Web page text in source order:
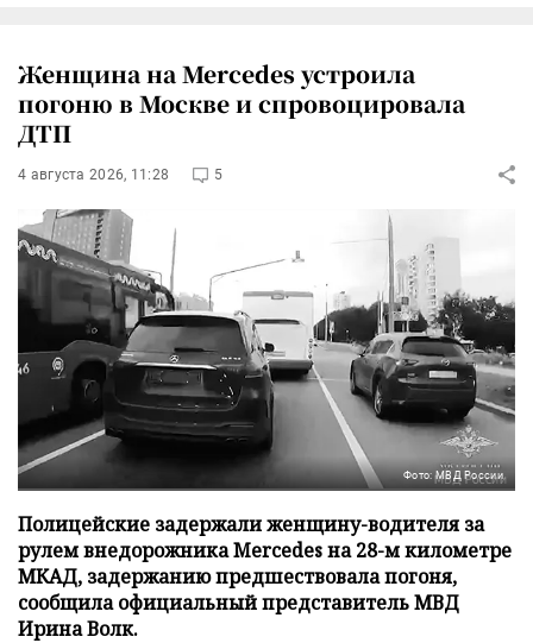
Женщина на Mercedes устроила
погоню в Москве и спровоцировала
ДТП
4 августа 2026, 11:28 5
Фото: МВД России
Полицейские задержали женщину-водителя за
рулем внедорожника Mercedes на 28-м километре
МКАД, задержанию предшествовала погоня,
сообщила официальный представитель МВД
Ирина Волк.